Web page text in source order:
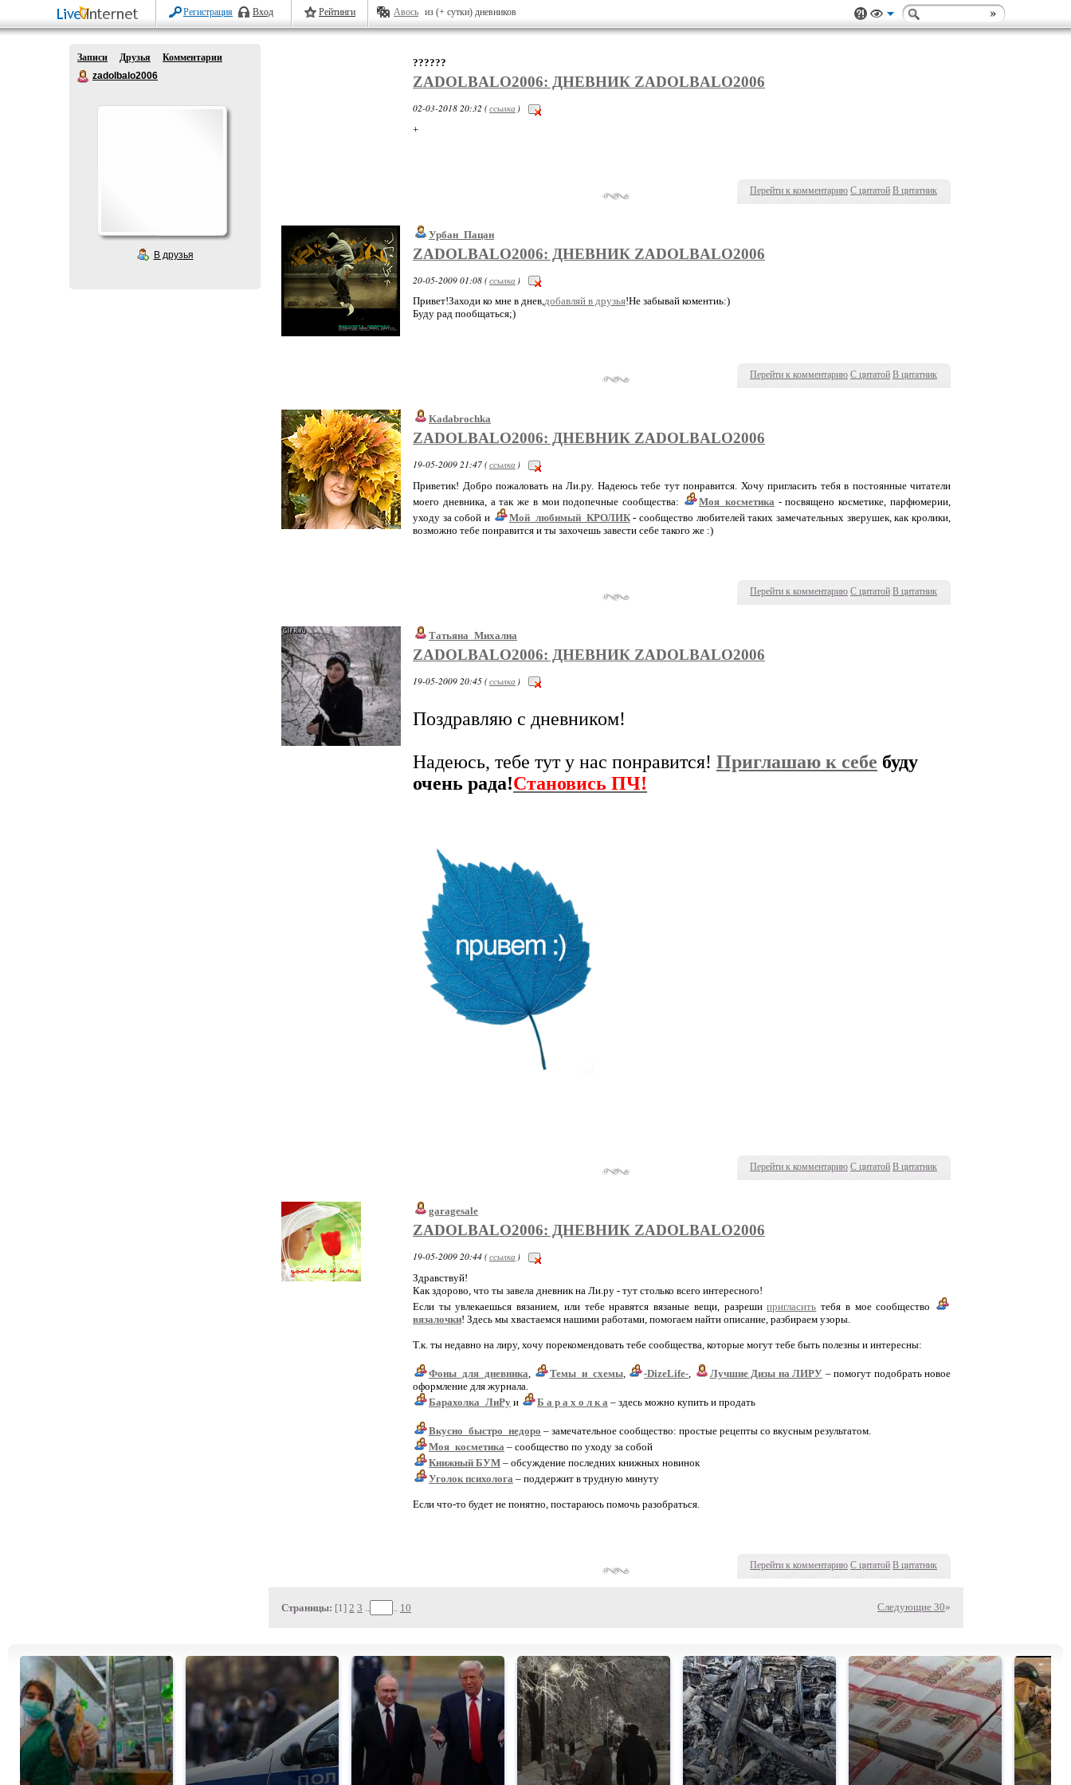
Регистрация Вход Рейтинги Авось из (+ сутки) дневников
Записи Друзья
Комментарии
zadolbalo2006
В друзья
??????
ZADOLBALO2006: ДНЕВНИК ZADOLBALO2006
02-03-2018 20:32 (ссылка )
+
Перейти к комментарию С цитатой В цитатник
Урбан_Пацан
ZADOLBALO2006: ДНЕВНИК ZADOLBALO2006
20-05-2009 01:08 (ссылка )
Привет!Заходи ко мне в днев,добавляй в друзья!Не забывай коментиь:)
Буду рад пообщаться;)
Перейти к комментарию С цитатой В цитатник
Kadabrochka
ZADOLBALO2006: ДНЕВНИК ZADOLBALO2006
19-05-2009 21:47 (ссылка )
Приветик! Добро пожаловать на Ли.ру. Надеюсь тебе тут понравится. Хочу пригласить тебя в постоянные читатели
моего дневника, а так же в мои подопечные сообщества:
Моя_косметика - посвящено косметике, парфюмерии,
уходу за собой и
Мой_любимый_КРОЛИК- сообщество любителей таких замечательных зверушек, как кролики,
возможно тебе понравится и ты захочешь завести себе такого же :)
Перейти к комментарию С цитатой В цитатник
Татьяна_Михална
ZADOLBALO2006: ДНЕВНИК ZADOLBALO2006
19-05-2009 20:45 (ссылка )
Поздравляю с дневником!
Надеюсь, тебе тут у нас понравится! Приглашаю к себе буду
очень рада!Cтановись ПЧ!
Перейти к комментарию С цитатой В цитатник
garagesale
ZADOLBALO2006: ДНЕВНИК ZADOLBALO2006
19-05-2009 20:44 (ссылка )
Здравствуй!
Как здорово, что ты завела дневник на Ли.ру - тут столько всего интересного!
Если ты увлекаешься вязанием, или тебе нравятся вязаные вещи, разрешипригласить тебя в мое сообщество
вязалочки! Здесь мы хвастаемся нашими работами, помогаем найти описание, разбираем узоры.
Т.к. ты недавно на лиру, хочу порекомендовать тебе сообщества, которые могут тебе быть полезны и интересны:
Фоны_для_дневника Темы_и_схемы, -DizeLife- Лучшие Дизы на ЛИРУ – помогут подобрать новое
оформление для журнала.
Барахолка_ЛиРу и Б а р а х о л к а – здесь можно купить и продать
Вкусно_быстро_недоро – замечательное сообщество: простые рецепты со вкусным результатом.
Моя_косметика – сообщество по уходу за собой
Книжный БУМ – обсуждение последних книжных новинок
Уголок психолога – поддержит в трудную минуту
Если что-то будет не понятно, постараюсь помочь разобраться.
Перейти к комментарию С цитатой В цитатник
Страницы: [1] 2 3 10 Следующие 30»